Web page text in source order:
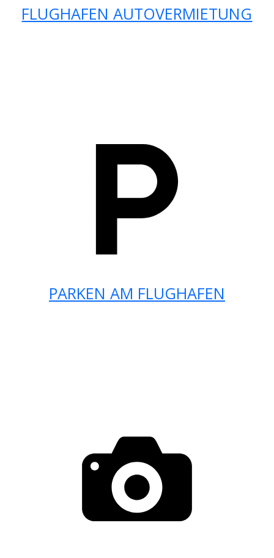
FLUGHAFEN AUTOVERMIETUNG
PARKEN AM FLUGHAFEN